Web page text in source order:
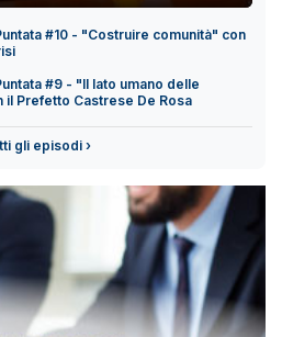
#10 - "Costruire comunità" con
#9 - "Il lato umano delle
il Prefetto Castrese De Rosa
gli episodi ›